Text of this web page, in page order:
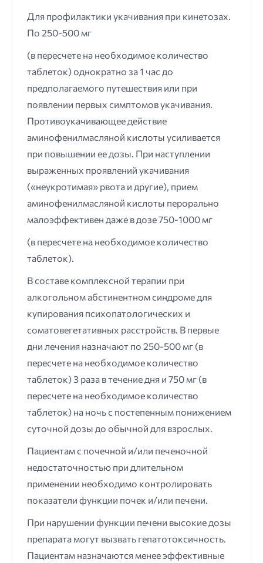
Для профилактики укачивания при кинетозах.
По 250-500 мг
(в пересчете на необходимое количество
таблеток) однократно за 1 час до
предполагаемого путешествия или при
появлении первых симптомов укачивания.
Противоукачивающее действие
аминофенилмасляной кислоты усиливается
при повышении ее дозы. При наступлении
выраженных проявлений укачивания
(«неукротимая» рвота и другие), прием
аминофенилмасляной кислоты перорально
малоэффективен даже в дозе 750-1000 мг
(в пересчете на необходимое количество
таблеток).
В составе комплексной терапии при
алкогольном абстинентном синдроме для
купирования психопатологических и
соматовегетативных расстройств. В первые
дни лечения назначают по 250-500 мг (в
пересчете на необходимое количество
таблеток) 3 раза в течение дня и 750 мг (в
пересчете на необходимое количество
таблеток) на ночь с постепенным понижением
суточной дозы до обычной для взрослых.
Пациентам с почечной и/или печеночной
недостаточностью при длительном
применении необходимо контролировать
показатели функции почек и/или печени.
При нарушении функции печени высокие дозы
препарата могут вызвать гепатотоксичность.
Пациентам назначаются менее эффективные